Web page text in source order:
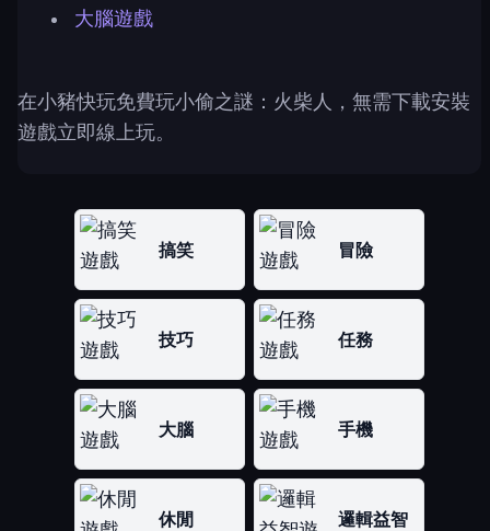
大腦遊戲
在小豬快玩免費玩小偷之謎：火柴人，無需下載安裝
遊戲立即線上玩。
搞笑 冒險
技巧 任務
大腦 手機
休閒 邏輯益智